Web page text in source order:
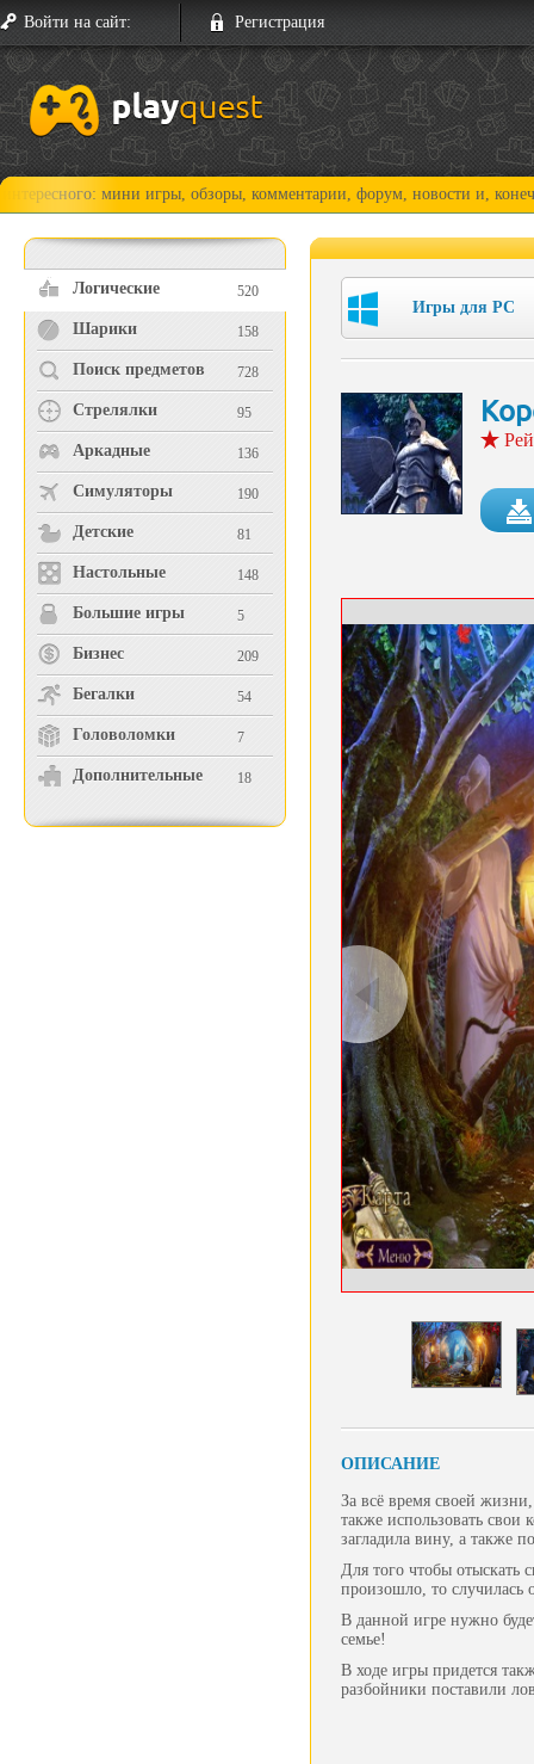
Войти на сайт: Регистрация
мини игры, обзоры, комментарии, форум, новости и, конечно,
Логические 520
Шарики 158
Поиск предметов 728
Стрелялки 95
Аркадные 136
Симуляторы 190
Детские 81
Настольные 148
Большие игры 5
Бизнес 209
Бегалки 54
Головоломки 7
Дополнительные 18
Игры для PC
ОПИСАНИЕ
За всё время своей
также использовать свои
загладила вину, а также
Для того чтобы отыскать
произошло, то случилась
В данной игре нужно
семье!
В ходе игры придется
разбойники поставили